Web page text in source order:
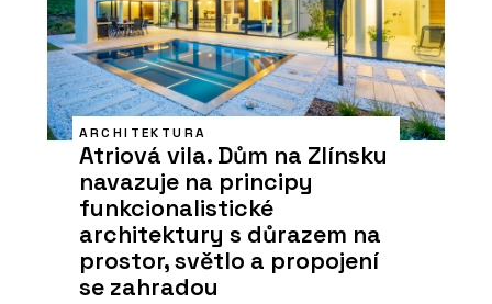
ARCHITEKTURA
Atriová vila. Dům na Zlínsku
navazuje na principy
funkcionalistické
architektury s důrazem na
prostor, světlo a propojení
se zahradou